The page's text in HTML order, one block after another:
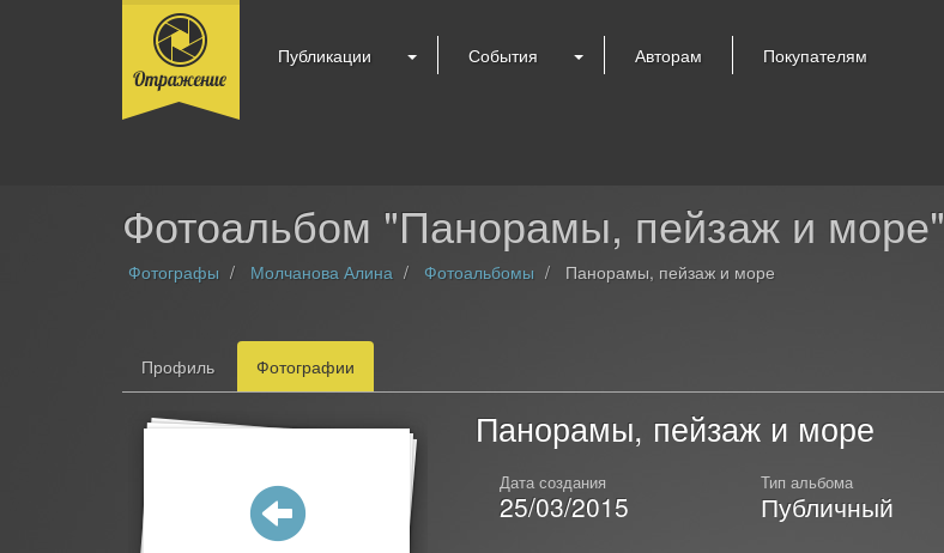
Публикации События Авторам Покупателям
Фотоальбом "Панорамы, пейзаж и море"
Фотографы Молчанова Алина Фотоальбомы Панорамы, пейзаж и море
Профиль Фотографии
Панорамы, пейзаж и море
Дата создания
25/03/2015
Тип альбома
Публичный